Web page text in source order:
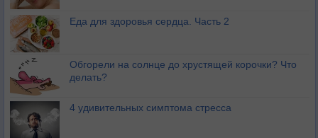
Еда для здоровья сердца. Часть 2
Обгорели на солнце до хрустящей корочки? Что
делать?
4 удивительных симптома стресса